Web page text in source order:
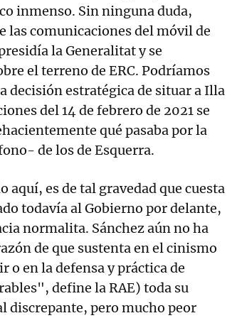
inmenso. Sin ninguna duda,
las comunicaciones del móvil de
la Generalitat y se
el terreno de ERC. Podríamos
decisión estratégica de situar a Illa
del 14 de febrero de 2021 se
qué pasaba por la
de los de Esquerra.
aquí, es de tal gravedad que cuesta
todavía al Gobierno por delante,
normalita. Sánchez aún no ha
de que sustenta en el cinismo
o en la defensa y práctica de
define la RAE) toda su
discrepante, pero mucho peor